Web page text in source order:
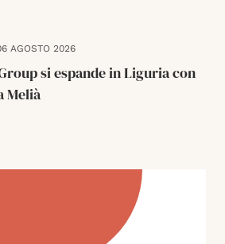
AGOSTO 2026
si espande in Liguria con
Melià